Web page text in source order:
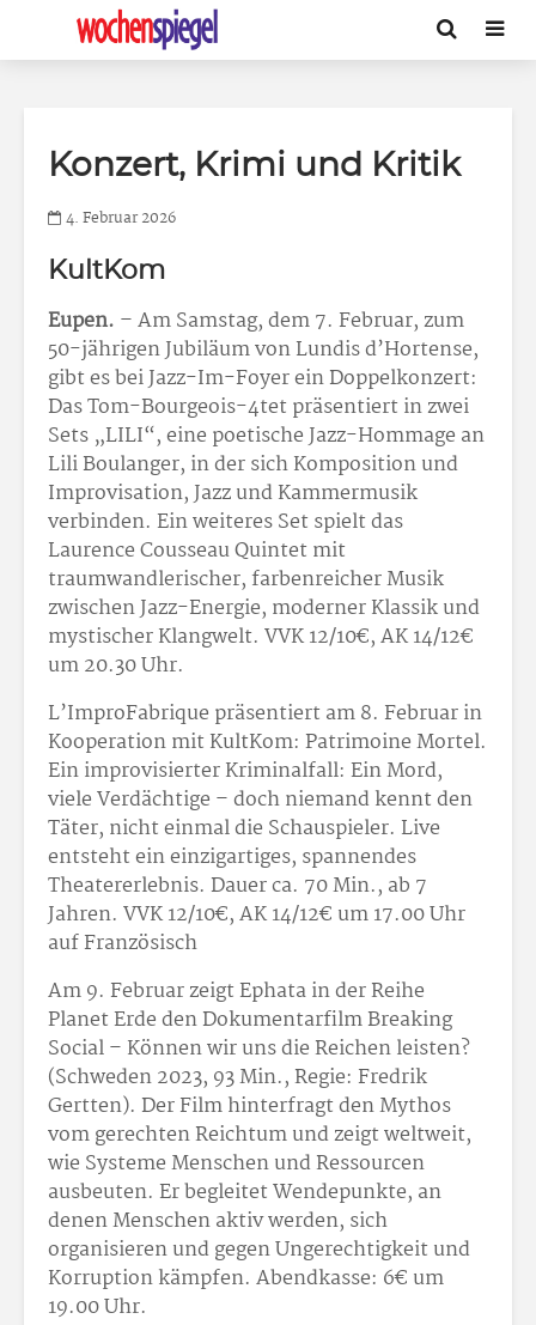
Konzert, Krimi und Kritik
4. Februar 2026
KultKom
Eupen. – Am Samstag, dem 7. Februar, zum
50-jährigen Jubiläum von Lundis d’Hortense,
gibt es bei Jazz-Im-Foyer ein Doppelkonzert:
Das Tom-Bourgeois-4tet präsentiert in zwei
Sets „LILI“, eine poetische Jazz-Hommage an
Lili Boulanger, in der sich Komposition und
Improvisation, Jazz und Kammermusik
verbinden. Ein weiteres Set spielt das
Laurence Cousseau Quintet mit
traumwandlerischer, farbenreicher Musik
zwischen Jazz-Energie, moderner Klassik und
mystischer Klangwelt. VVK 12/10€, AK 14/12€
um 20.30 Uhr.
L’ImproFabrique präsentiert am 8. Februar in
Kooperation mit KultKom: Patrimoine Mortel.
Ein improvisierter Kriminalfall: Ein Mord,
viele Verdächtige – doch niemand kennt den
Täter, nicht einmal die Schauspieler. Live
entsteht ein einzigartiges, spannendes
Theatererlebnis. Dauer ca. 70 Min., ab 7
Jahren. VVK 12/10€, AK 14/12€ um 17.00 Uhr
auf Französisch
Am 9. Februar zeigt Ephata in der Reihe
Planet Erde den Dokumentarfilm Breaking
Social – Können wir uns die Reichen leisten?
(Schweden 2023, 93 Min., Regie: Fredrik
Gertten). Der Film hinterfragt den Mythos
vom gerechten Reichtum und zeigt weltweit,
wie Systeme Menschen und Ressourcen
ausbeuten. Er begleitet Wendepunkte, an
denen Menschen aktiv werden, sich
organisieren und gegen Ungerechtigkeit und
Korruption kämpfen. Abendkasse: 6€ um
19.00 Uhr.